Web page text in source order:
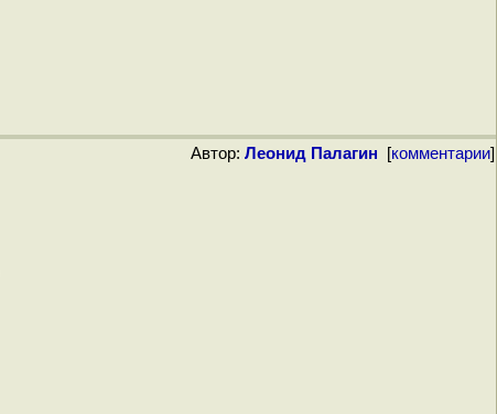
Автор: Леонид Палагин [комментарии]